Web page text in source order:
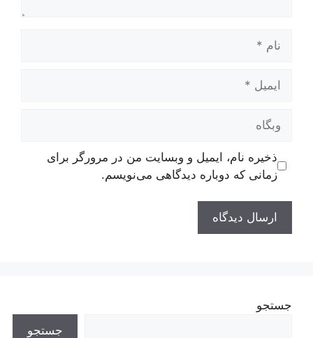
وبگاه
ذخیره نام، ایمیل و وبسایت من در مرورگر برای
زمانی که دوباره دیدگاهی می‌نویسم.
جستجو
جستجو